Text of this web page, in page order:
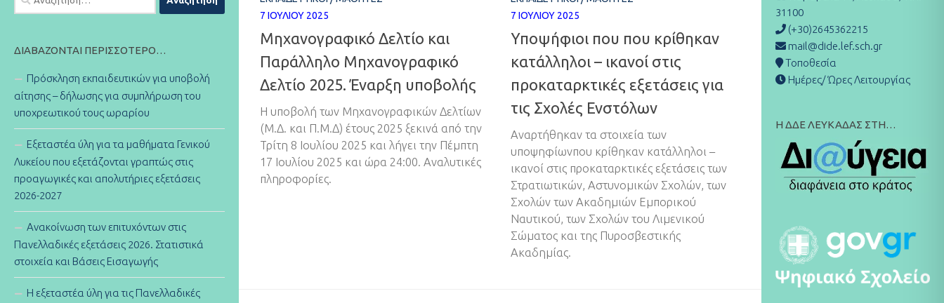
7 ΙΟΥΛΊΟΥ 2025
Μηχανογραφικό Δελτίο και
Παράλληλο Μηχανογραφικό
Δελτίο 2025. Έναρξη υποβολής
Η υποβολή των Μηχανογραφικών Δελτίων
(Μ.Δ. και Π.Μ.Δ) έτους 2025 ξεκινά από την
Τρίτη 8 Ιουλίου 2025 και λήγει την Πέμπτη
17 Ιουλίου 2025 και ώρα 24:00. Αναλυτικές
πληροφορίες.
7 ΙΟΥΛΊΟΥ 2025
Υποψήφιοι που που κρίθηκαν
κατάλληλοι – ικανοί στις
προκαταρκτικές εξετάσεις για
τις Σχολές Ενστόλων
Αναρτήθηκαν τα στοιχεία των
υποψηφίωνπου κρίθηκαν κατάλληλοι –
ικανοί στις προκαταρκτικές εξετάσεις των
Στρατιωτικών, Αστυνομικών Σχολών, των
Σχολών των Ακαδημιών Εμπορικού
Ναυτικού, των Σχολών του Λιμενικού
Σώματος και της Πυροσβεστικής
Ακαδημίας.
για:
ΔΙΑΒΆΖΟΝΤΑΙ ΠΕΡΙΣΣΌΤΕΡΟ…
Πρόσκληση εκπαιδευτικών για υποβολή
αίτησης – δήλωσης για συμπλήρωση του
υποχρεωτικού τους ωραρίου
Εξεταστέα ύλη για τα μαθήματα Γενικού
Λυκείου που εξετάζονται γραπτώς στις
προαγωγικές και απολυτήριες εξετάσεις
2026-2027
Ανακοίνωση των επιτυχόντων στις
Πανελλαδικές εξετάσεις 2026. Στατιστικά
στοιχεία και Βάσεις Εισαγωγής
Η εξεταστέα ύλη για τις Πανελλαδικές
31100
(+30)2645362215
mail@dide.lef.sch.gr
Τοποθεσία
Ημέρες/ Ώρες Λειτουργίας
Η ΔΔΕ ΛΕΥΚΑΔΑΣ ΣΤΗ…